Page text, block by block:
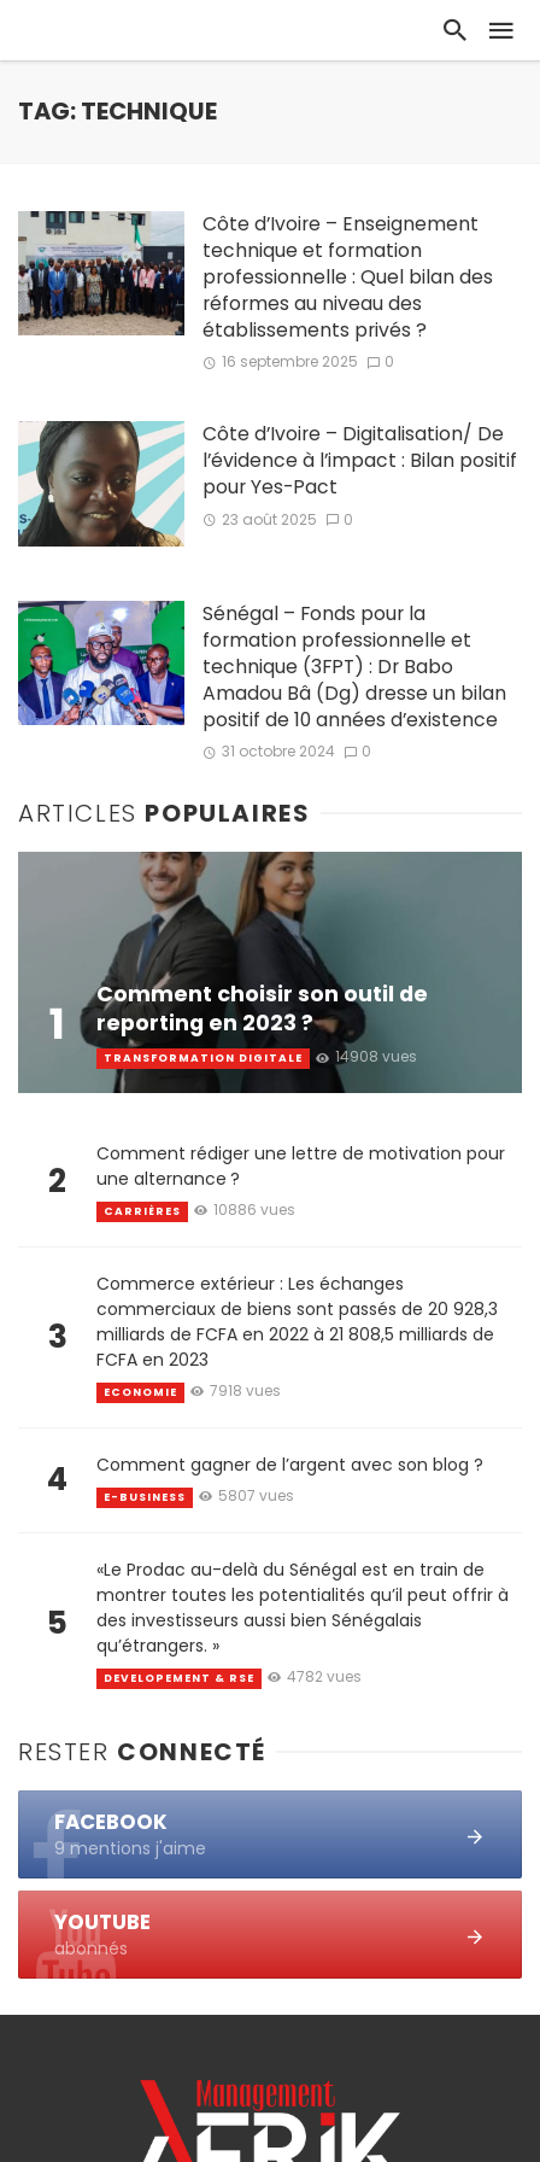
TAG: TECHNIQUE
Côte d’Ivoire – Enseignement
technique et formation
professionnelle : Quel bilan des
réformes au niveau des
établissements privés ?
16 septembre 2025 0
Côte d’Ivoire – Digitalisation/ De
l’évidence à l’impact : Bilan positif
pour Yes-Pact
23 août 2025 0
Sénégal – Fonds pour la
formation professionnelle et
technique (3FPT) : Dr Babo
Amadou Bâ (Dg) dresse un bilan
positif de 10 années d’existence
31 octobre 2024 0
ARTICLES POPULAIRES
1
Comment choisir son outil de
reporting en 2023 ?
TRANSFORMATION DIGITALE 14908 vues
2
Comment rédiger une lettre de motivation pour
une alternance ?
CARRIÈRES 10886 vues
3
Commerce extérieur : Les échanges
commerciaux de biens sont passés de 20 928,3
milliards de FCFA en 2022 à 21 808,5 milliards de
FCFA en 2023
ECONOMIE 7918 vues
4 Comment gagner de l’argent avec son blog ?
E-BUSINESS 5807 vues
5
«Le Prodac au-delà du Sénégal est en train de
montrer toutes les potentialités qu’il peut offrir à
des investisseurs aussi bien Sénégalais
qu’étrangers. »
DEVELOPEMENT & RSE 4782 vues
RESTER CONNECTÉ
FACEBOOK
9 mentions j'aime
YOUTUBE
abonnés